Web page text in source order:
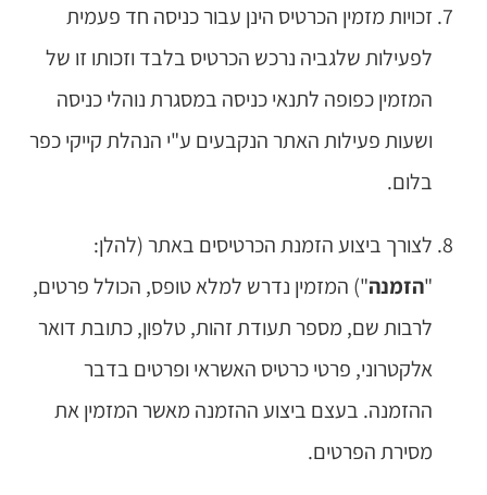
זכויות מזמין הכרטיס הינן עבור כניסה חד פעמית
לפעילות שלגביה נרכש הכרטיס בלבד וזכותו זו של
המזמין כפופה לתנאי כניסה במסגרת נוהלי כניסה
ושעות פעילות האתר הנקבעים ע"י הנהלת קייקי כפר
בלום.
לצורך ביצוע הזמנת הכרטיסים באתר (להלן:
"הזמנה") המזמין נדרש למלא טופס, הכולל פרטים,
לרבות שם, מספר תעודת זהות, טלפון, כתובת דואר
אלקטרוני, פרטי כרטיס האשראי ופרטים בדבר
ההזמנה. בעצם ביצוע ההזמנה מאשר המזמין את
מסירת הפרטים.